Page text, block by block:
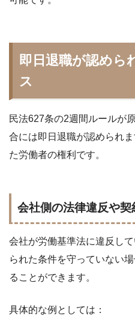
即日退職が認めら
ス
民法627条の2週間ルールが
合には即日退職が認められ
た労働者の権利です。
会社側の法律違反や
会社が労働基準法に違反し
られた条件を守っていない
ることができます。
具体的な例としては：